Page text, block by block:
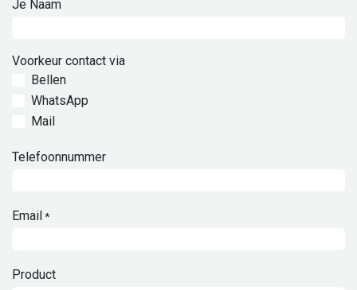
Je Naam
Voorkeur contact via
Bellen
WhatsApp
Mail
Telefoonnummer
Email*
Product